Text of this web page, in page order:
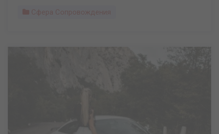
Сфера Сопровождения